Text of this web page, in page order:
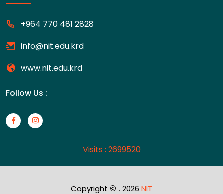
+964 770 481 2828
info@nit.edu.krd
www.nit.edu.krd
Follow Us :
Visits : 2699520
Copyright . 2026 NIT